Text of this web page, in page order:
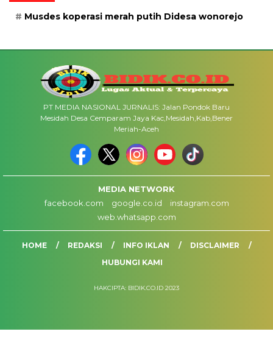
Musdes koperasi merah putih Didesa wonorejo
PT MEDIA NASIONAL JURNALIS: Jalan Pondok Baru
Mesidah Desa Cemparam Jaya Kac,Mesidah,Kab,Bener
Meriah-Aceh
MEDIA NETWORK
facebook.com
google.co.id
instagram.com
web.whatsapp.com
HOME REDAKSI INFO IKLAN
DISCLAIMER
HUBUNGI KAMI
HAKCIPTA: BIDIK.CO.ID 2023